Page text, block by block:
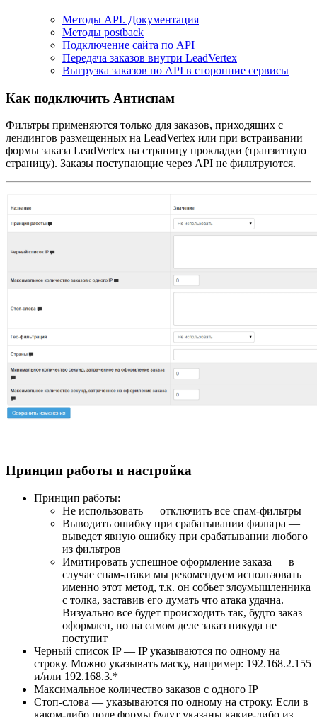
Методы API. Документация
Методы postback
Подключение сайта по API
Передача заказов внутри LeadVertex
Выгрузка заказов по API в сторонние сервисы
Как подключить Антиспам
Фильтры применяются только для заказов, приходящих с
лендингов размещенных на LeadVertex или при встраивании
формы заказа LeadVertex на страницу прокладки (транзитную
страницу). Заказы поступающие через API не фильтруются.
Принцип работы и настройка
Принцип работы:
Не использовать — отключить все спам-фильтры
Выводить ошибку при срабатывании фильтра —
выведет явную ошибку при срабатывании любого
из фильтров
Имитировать успешное оформление заказа — в
случае спам-атаки мы рекомендуем использовать
именно этот метод, т.к. он собьет злоумышленника
с толка, заставив его думать что атака удачна.
Визуально все будет происходить так, будто заказ
оформлен, но на самом деле заказ никуда не
поступит
Черный список IP — IP указываются по одному на
строку. Можно указывать маску, например: 192.168.2.155
и/или 192.168.3.*
Максимальное количество заказов с одного IP
Стоп-слова — указываются по одному на строку. Если в
каком-либо поле формы будут указаны какие-либо из